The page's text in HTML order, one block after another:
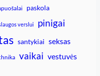
paskola
verslui pinigai
santykiai seksas
vaikai vestuvės